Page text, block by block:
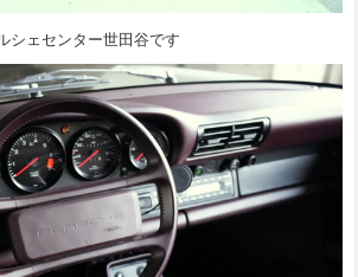
シェセンター世田谷です